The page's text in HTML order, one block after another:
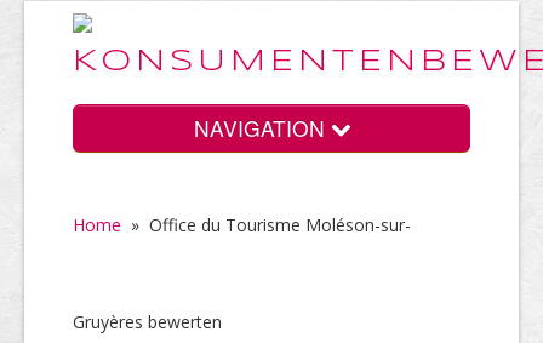
NAVIGATION
Home
Vorteile
Home » Office du Tourisme Moléson-sur-
Gruyères bewerten